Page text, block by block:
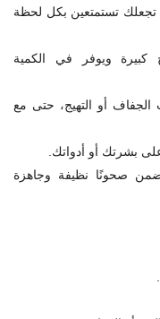
تجعلك تستمتعين بكل لحظة
كبيرة ويوفر في الكمية
أو التهيج، حتى مع
بشرتك أو أدواتك.
صحونًا نظيفة وجاهزة